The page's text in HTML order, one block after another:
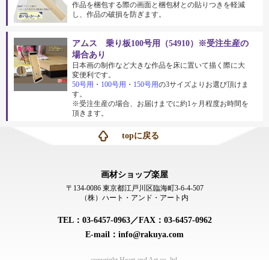
作品を梱包する際の画面と梱包材との貼りつきを軽減
し、作品の破損を防ぎます。
アムス 乗り板100号用（54910）※受注生産の
場合あり
日本画の制作など大きな作品を床に置いて描く際に大
変便利です。
50号用 ・ 100号用 ・ 150号用の3サイズよりお選び頂けま
す。
※受注生産の場合、お届けまでに約1ヶ月程度お時間を
頂きます。
topに戻る
画材ショップ楽屋
〒134-0086 東京都江戸川区臨海町3-6-4-507
（株）ハート・アンド・アート内
TEL：03-6457-0963／FAX：03-6457-0962
E-mail：info@rakuya.com